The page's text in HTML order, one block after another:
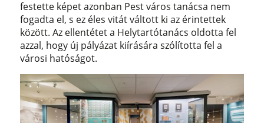
festette képet azonban Pest város tanácsa nem
fogadta el, s ez éles vitát váltott ki az érintettek
között. Az ellentétet a Helytartótanács oldotta fel
azzal, hogy új pályázat kiírására szólította fel a
városi hatóságot.